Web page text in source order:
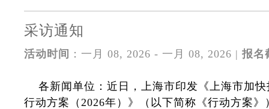
采访通知
活动时间 ：一月 08, 2026 - 一月 08, 2026 | 报名
各新闻单位：近日，上海市印发《上海市加
行动方案（2026年）》（以下简称《行动方案